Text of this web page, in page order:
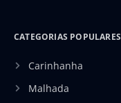
CATEGORIAS POPULARES
Carinhanha
Malhada